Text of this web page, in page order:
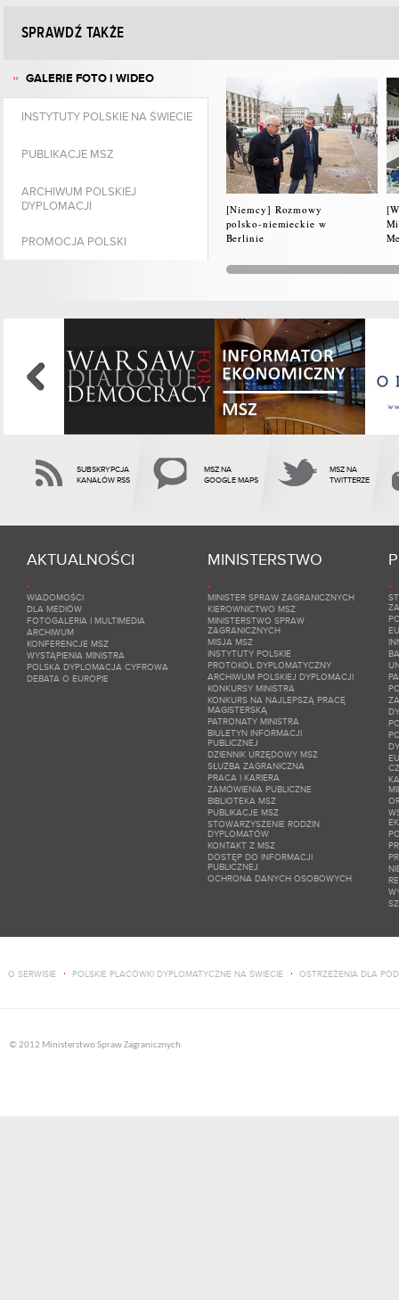
SPRAWDŹ TAKŻE
GALERIE FOTO I WIDEO
INSTYTUTY POLSKIE NA ŚWIECIE
PUBLIKACJE MSZ
ARCHIWUM POLSKIEJ
DYPLOMACJI
PROMOCJA POLSKI
[Niemcy] Rozmowy
polsko-niemieckie w
Berlinie
SUBSKRYPCJA
KANAŁÓW RSS
MSZ NA
GOOGLE MAPS
MSZ NA
TWITTERZE
AKTUALNOŚCI
WIADOMOŚCI
DLA MEDIÓW
FOTOGALERIA I MULTIMEDIA
ARCHIWUM
KONFERENCJE MSZ
WYSTĄPIENIA MINISTRA
POLSKA DYPLOMACJA CYFROWA
DEBATA O EUROPIE
MINISTERSTWO
MINISTER SPRAW ZAGRANICZNYCH
KIEROWNICTWO MSZ
MINISTERSTWO SPRAW
ZAGRANICZNYCH
MISJA MSZ
INSTYTUTY POLSKIE
PROTOKÓŁ DYPLOMATYCZNY
ARCHIWUM POLSKIEJ DYPLOMACJI
KONKURSY MINISTRA
KONKURS NA NAJLEPSZĄ PRACĘ
MAGISTERSKĄ
PATRONATY MINISTRA
BIULETYN INFORMACJI
PUBLICZNEJ
DZIENNIK URZĘDOWY MSZ
SŁUŻBA ZAGRANICZNA
PRACA I KARIERA
ZAMÓWIENIA PUBLICZNE
BIBLIOTEKA MSZ
PUBLIKACJE MSZ
STOWARZYSZENIE RODZIN
DYPLOMATÓW
KONTAKT Z MSZ
DOSTĘP DO INFORMACJI
PUBLICZNEJ
OCHRONA DANYCH OSOBOWYCH
O SERWISIE POLSKIE PLACÓWKI DYPLOMATYCZNE NA ŚWIECIE OSTRZEŻENIA DLA
© 2012 Ministerstwo Spraw Zagranicznych